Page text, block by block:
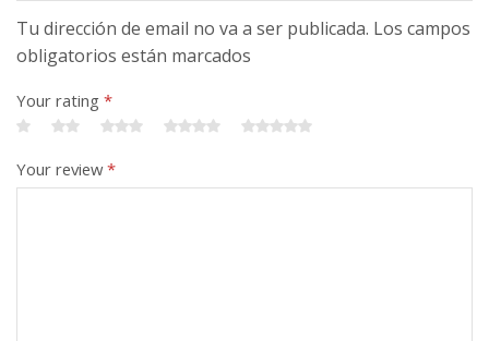
Tu dirección de email no va a ser publicada. Los campos
obligatorios están marcados
Your rating *
Your review*